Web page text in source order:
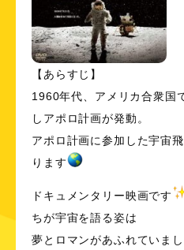
【あらすじ】
1960年代、アメリカ合衆国
しアポロ計画が発動。
アポロ計画に参加した宇宙
ります
ドキュメンタリー映画です
ちが宇宙を語る姿は
夢とロマンがあふれていま